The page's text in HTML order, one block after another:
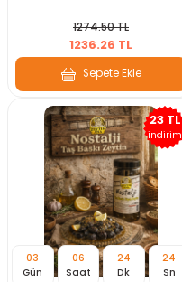
1274.50 TL
1236.26 TL
Sepete Ekle
23 TL
indirim
03
Gün
06
Saat
24
Dk
22
Sn